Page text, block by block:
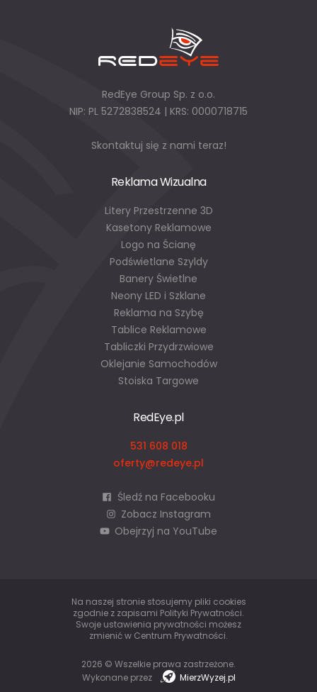
RedEye Group Sp. z o.o.
NIP: PL 5272838524 | KRS: 0000718715
Skontaktuj się z nami teraz!
Reklama Wizualna
Litery Przestrzenne 3D
Kasetony Reklamowe
Logo na Ścianę
Podświetlane Szyldy
Banery Świetlne
Neony LED i Szklane
Reklama na Szybę
Tablice Reklamowe
Tabliczki Przydrzwiowe
Oklejanie Samochodów
Stoiska Targowe
RedEye.pl
531 608 018
oferty@redeye.pl
Śledź na Facebooku
Zobacz Instagram
Obejrzyj na YouTube
Na naszej stronie stosujemy pliki cookies
zgodnie z zapisami Polityki Prywatności.
Swoje ustawienia prywatności możesz
zmienić w Centrum Prywatności.
2026 © Wszelkie prawa zastrzeżone.
Wykonane przez
MierzWyzej.pl